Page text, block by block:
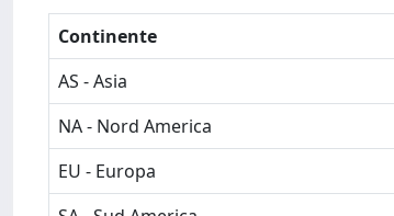
Continente
AS - Asia
NA - Nord America
EU - Europa